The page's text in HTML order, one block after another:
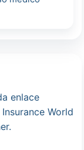
enlace
World